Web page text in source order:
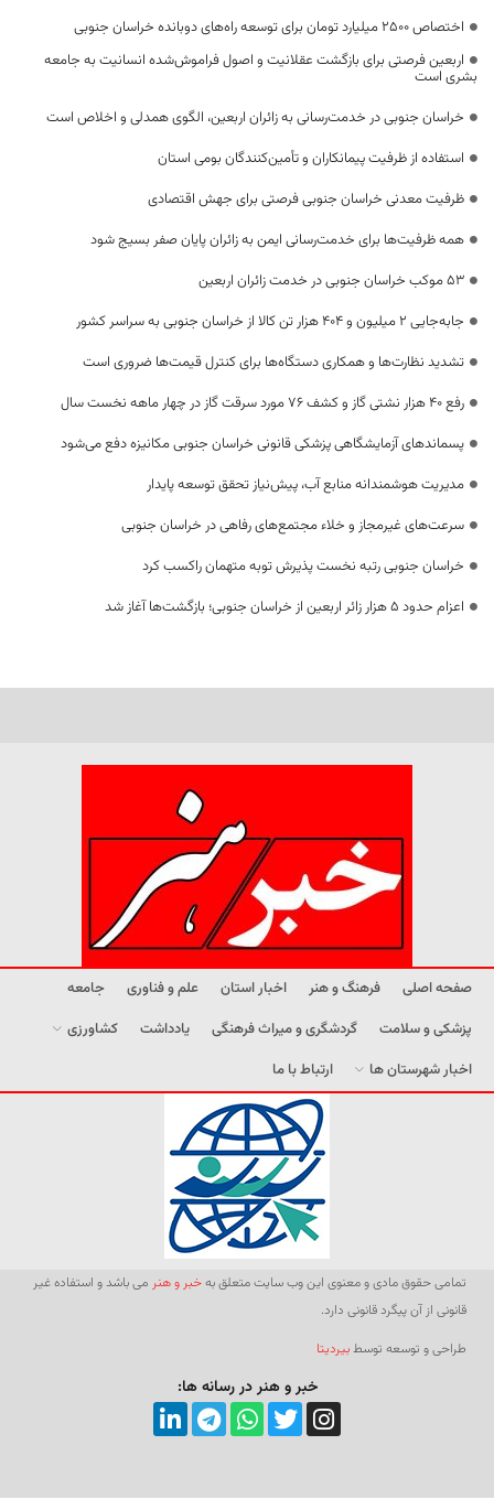
اختصاص 2500 میلیارد تومان برای توسعه راه‌های دوبانده خراسان جنوبی
اربعین فرصتی برای بازگشت عقلانیت و اصول فراموش‌شده انسانیت به جامعه
بشری است
خراسان جنوبی در خدمت‌رسانی به زائران اربعین، الگوی همدلی و اخلاص است
استفاده از ظرفیت پیمانکاران و تأمین‌کنندگان بومی استان
ظرفیت معدنی خراسان جنوبی فرصتی برای جهش اقتصادی
همه ظرفیت‌ها برای خدمت‌رسانی ایمن به زائران پایان صفر بسیج شود
53 موکب خراسان جنوبی در خدمت زائران اربعین
جابه‌جایی 2 میلیون و 404 هزار تن کالا از خراسان جنوبی به سراسر کشور
تشدید نظارت‌ها و همکاری دستگاه‌ها برای کنترل قیمت‌ها ضروری است
رفع 40 هزار نشتی گاز و کشف 76 مورد سرقت گاز در چهار ماهه نخست سال
پسماندهای آزمایشگاهی پزشکی قانونی خراسان جنوبی مکانیزه دفع می‌شود
مدیریت هوشمندانه منابع آب، پیش‌نیاز تحقق توسعه پایدار
سرعت‌های غیرمجاز و خلاء مجتمع‌های رفاهی در خراسان جنوبی
خراسان جنوبی رتبه نخست پذیرش توبه متهمان راکسب کرد
اعزام حدود 5 هزار زائر اربعین از خراسان جنوبی؛ بازگشت‌ها آغاز شد
صفحه اصلی فرهنگ و هنر اخبار استان علم و فناوری
جامعه
پزشکی و سلامت
گردشگری و میراث فرهنگی یادداشت
کشاورزی
اخبار شهرستان ها
ارتباط با ما
تمامی حقوق مادی و معنوی این وب سایت متعلق بهخبر و هنر می باشد و استفاده غیر
قانونی از آن پیگرد قانونی دارد.
طراحی و توسعه توسطبیردیتا
خبر و هنر در رسانه ها: